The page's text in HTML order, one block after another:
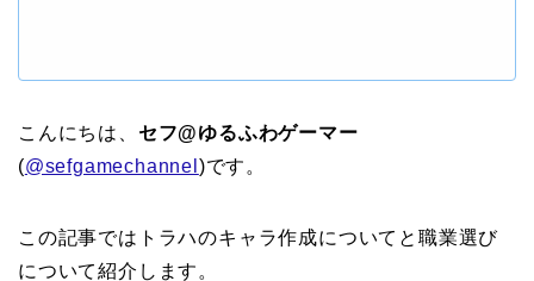
こんにちは、 セフ@ゆるふわゲーマー
(@sefgamechannel )です。
この記事ではトラハのキャラ作成についてと職業選び
について紹介します。